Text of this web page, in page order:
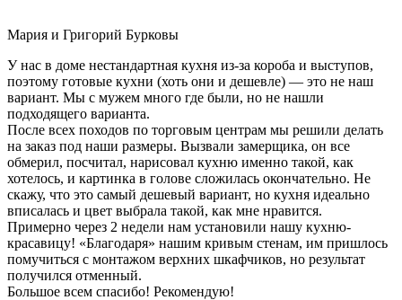
Мария и Григорий Бурковы
У нас в доме нестандартная кухня из-за короба и выступов,
поэтому готовые кухни (хоть они и дешевле) — это не наш
вариант. Мы с мужем много где были, но не нашли
подходящего варианта.
После всех походов по торговым центрам мы решили делать
на заказ под наши размеры. Вызвали замерщика, он все
обмерил, посчитал, нарисовал кухню именно такой, как
хотелось, и картинка в голове сложилась окончательно. Не
скажу, что это самый дешевый вариант, но кухня идеально
вписалась и цвет выбрала такой, как мне нравится.
Примерно через 2 недели нам установили нашу кухню-
красавицу! «Благодаря» нашим кривым стенам, им пришлось
помучиться с монтажом верхних шкафчиков, но результат
получился отменный.
Большое всем спасибо! Рекомендую!